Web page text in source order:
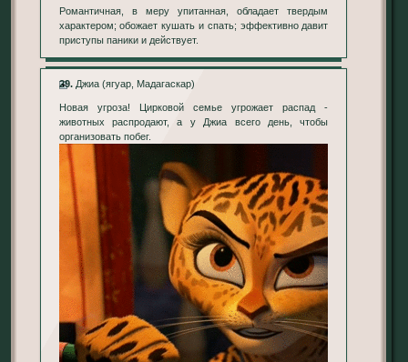
Романтичная, в меру упитанная, обладает твердым
характером; обожает кушать и спать; эффективно давит
приступы паники и действует.
29.Джиа (ягуар, Мадагаскар)
Новая угроза! Цирковой семье угрожает распад -
животных распродают, а у Джиа всего день, чтобы
организовать побег.